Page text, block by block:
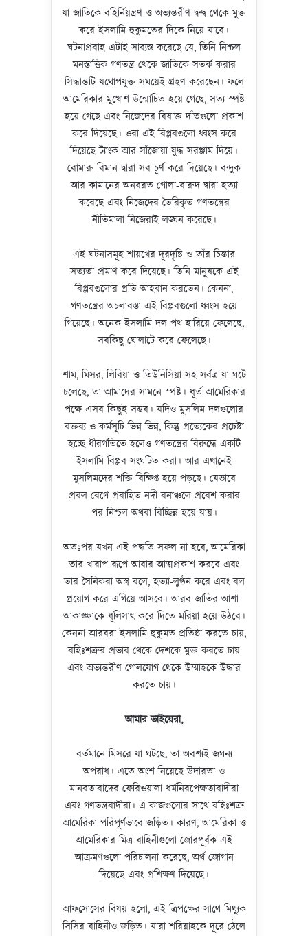
যা জাতিকে বহির্নিয়ন্ত্রণ ও অভ্যন্তরীণ দ্বন্দ্ব থেকে মুক্ত
করে ইসলামি হুকুমতের দিকে নিয়ে যাবে।
ঘটনাপ্রবাহ এটাই সাব্যস্ত করেছে যে, তিনি নিশ্চল
মনস্তাত্তিক গণতন্ত্র থেকে জাতিকে সতর্ক করার
সিদ্ধান্তটি যথোপযুক্ত সময়েই গ্রহণ করেছেন। ফলে
আমেরিকার মুখোশ উন্মোচিত হয়ে গেছে, সত্য স্পষ্ট
হয়ে গেছে এবং নিজেদের বিষাক্ত দাঁতগুলো প্রকাশ
করে দিয়েছে। ওরা এই বিপ্লবগুলো ধ্বংস করে
দিয়েছে ট্যাংক আর সাঁজোয়া যুদ্ধ সরঞ্জাম দিয়ে।
বোমারু বিমান দ্বারা সব চূর্ণ করে দিয়েছে। বন্দুক
আর কামানের অনবরত গোলা-বারুদ দ্বারা হত্যা
করেছে এবং নিজেদের তৈরিকৃত গণতন্ত্রের
নীতিমালা নিজেরাই লঙ্ঘন করেছে।
এই ঘটনাসমূহ শায়খের দূরদৃষ্টি ও তাঁর চিন্তার
সত্যতা প্রমাণ করে দিয়েছে। তিনি মানুষকে এই
বিপ্লবগুলোর প্রতি আহবান করতেন। কেননা,
গণতন্ত্রের অচলাবস্তা এই বিপ্লবগুলো ধ্বংস হয়ে
গিয়েছে। অনেক ইসলামি দল পথ হারিয়ে ফেলেছে,
সবকিছু ঘোলাটে করে ফেলেছে।
শাম, মিসর, লিবিয়া ও তিউনিসিয়া-সহ সর্বত্র যা ঘটে
চলেছে, তা আমাদের সামনে স্পষ্ট। ধূর্ত আমেরিকার
পক্ষে এসব কিছুই সম্ভব। যদিও মুসলিম দলগুলোর
বক্তব্য ও কর্মসূচি ভিন্ন ভিন্ন, কিন্তু প্রত্যেকের প্রচেষ্টা
হচ্ছে ধীরগতিতে হলেও গণতন্ত্রের বিরুদ্ধে একটি
ইসলামি বিপ্লব সংঘটিত করা। আর এখানেই
মুসলিমদের শক্তি বিক্ষিপ্ত হয়ে পড়ছে। যেভাবে
প্রবল বেগে প্রবাহিত নদী বনাঞ্চলে প্রবেশ করার
পর নিশ্চল অথবা বিচ্ছিন্ন হয়ে যায়।
অতঃপর যখন এই পদ্ধতি সফল না হবে, আমেরিকা
তার খারাপ রূপে আবার আত্মপ্রকাশ করবে এবং
তার সৈনিকরা অস্ত্র বলে, হত্যা-লুণ্ঠন করে এবং বল
প্রয়োগ করে এগিয়ে আসবে। আরব জাতির আশা-
আকাঙ্ক্ষাকে ধূলিসাৎ করে দিতে মরিয়া হয়ে উঠবে।
কেননা আরবরা ইসলামি হুকুমত প্রতিষ্ঠা করতে চায়,
বহিঃশত্রুর প্রভাব থেকে দেশকে মুক্ত করতে চায়
এবং অভ্যন্তরীণ গোলযোগ থেকে উম্মাহকে উদ্ধার
করতে চায়।
আমার ভাইয়েরা,
বর্তমানে মিসরে যা ঘটছে, তা অবশ্যই জঘন্য
অপরাধ। এতে অংশ নিয়েছে উদারতা ও
মানবতাবাদের ফেরিওয়ালা ধর্মনিরপেক্ষতাবাদীরা
এবং গণতন্ত্রবাদীরা। এ কাজগুলোর সাথে বহিঃশত্রু
আমেরিকা পরিপূর্ণভাবে জড়িত। কারণ, আমেরিকা ও
আমেরিকার মিত্র বাহিনীগুলো জোরপূর্বক এই
আক্রমণগুলো পরিচালনা করেছে, অর্থ জোগান
দিয়েছে এবং প্রশিক্ষণ দিয়েছে।
আফসোসের বিষয় হলো, এই ত্রিপক্ষের সাথে মিথ্যুক
সিসির বাহিনীও জড়িত। যারা শরিয়াহকে দূরে ঠেলে